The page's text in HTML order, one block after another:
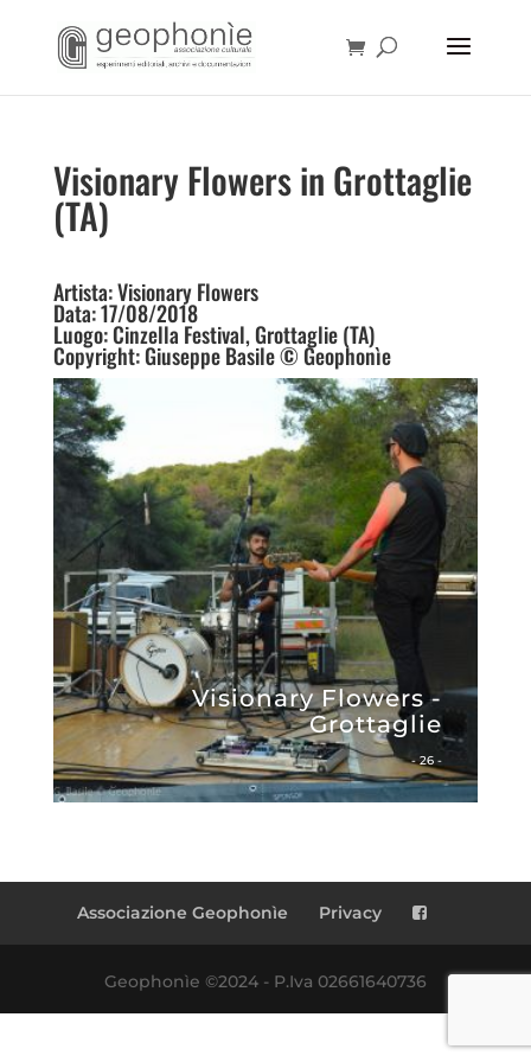
Visionary Flowers in Grottaglie
(TA)
Artista: Visionary Flowers
Data: 17/08/2018
Luogo: Cinzella Festival, Grottaglie (TA)
Copyright: Giuseppe Basile © Geophonìe
Visionary Flowers -
Grottaglie
- 26 -
Associazione Geophonìe Privacy
Geophonìe ©2024 - P.Iva 02661640736